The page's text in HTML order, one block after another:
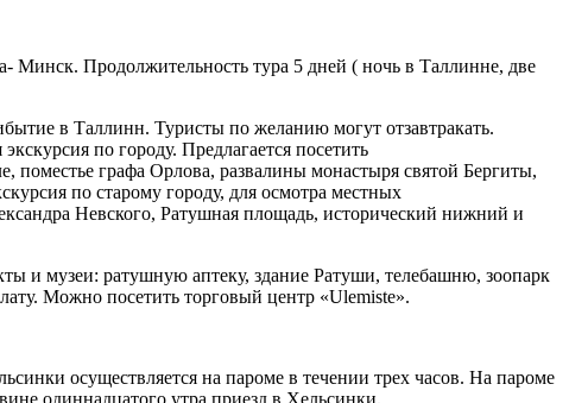
Минск. Продолжительность тура 5 дней ( ночь в Таллинне, две
в Таллинн. Туристы по желанию могут отзавтракать.
по городу. Предлагается посетить
поместье графа Орлова, развалины монастыря святой Бергиты,
по старому городу, для осмотра местных
Невского, Ратушная площадь, исторический нижний и
и музеи: ратушную аптеку, здание Ратуши, телебашню, зоопарк
Можно посетить торговый центр «Ulemiste».
осуществляется на пароме в течении трех часов. На пароме
одиннадцатого утра приезд в Хельсинки.